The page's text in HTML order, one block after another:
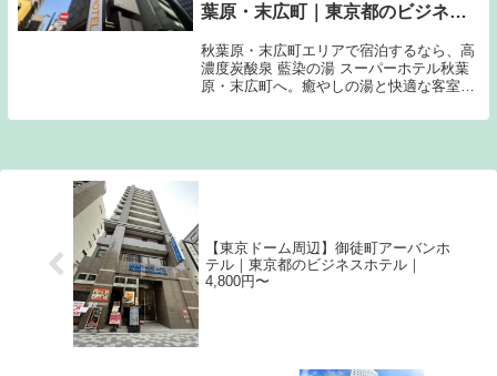
葉原・末広町｜東京都のビジネス
秋葉原・末広町エリアで宿泊するなら、高
濃度炭酸泉 藍染の湯 スーパーホテル秋葉
原・末広町へ。癒やしの湯と快適な客室が
ベルからご確認ください。
【東京ドーム周辺】御徒町アーバンホ
テル｜東京都のビジネスホテル｜
4,800円〜